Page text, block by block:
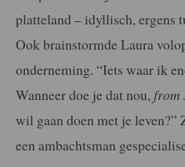
platteland – idyllisch, ergens
Ook brainstormde Laura
onderneming. “Iets waar ik
Wanneer doe je dat nou, from
wil gaan doen met je
een ambachtsman